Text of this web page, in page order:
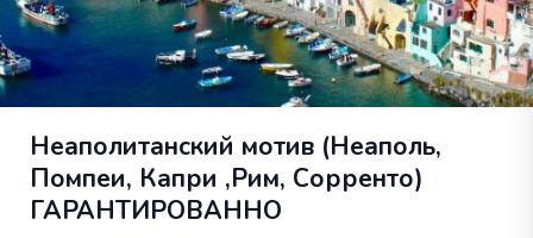
Неаполитанский мотив (Неаполь,
Помпеи, Капри ,Рим, Сорренто)
ГАРАНТИРОВАННО